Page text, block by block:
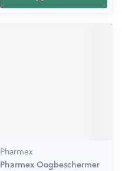
Pharmex
Pharmex Oogbeschermer